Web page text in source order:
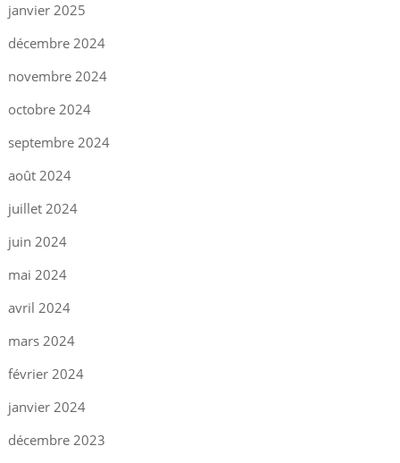
janvier 2025
décembre 2024
novembre 2024
octobre 2024
septembre 2024
août 2024
juillet 2024
juin 2024
mai 2024
avril 2024
mars 2024
février 2024
janvier 2024
décembre 2023